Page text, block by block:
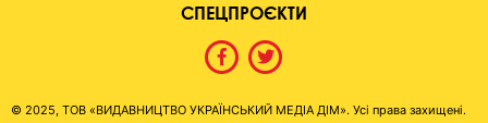
СПЕЦПРОЄКТИ
© 2025, ТОВ «ВИДАВНИЦТВО УКРАЇНСЬКИЙ МЕДІА ДІМ». Усі права захищені.